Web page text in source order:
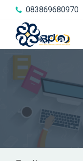
083869680970